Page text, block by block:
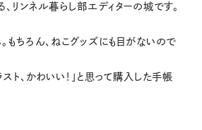
リンネル暮らし部エディターの城です。
もちろん、ねこグッズにも目がないので
スト、かわいい！」と思って購入した手帳